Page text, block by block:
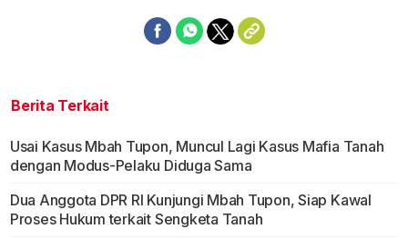
Berita Terkait
Usai Kasus Mbah Tupon, Muncul Lagi Kasus Mafia Tanah
dengan Modus-Pelaku Diduga Sama
Dua Anggota DPR RI Kunjungi Mbah Tupon, Siap Kawal
Proses Hukum terkait Sengketa Tanah